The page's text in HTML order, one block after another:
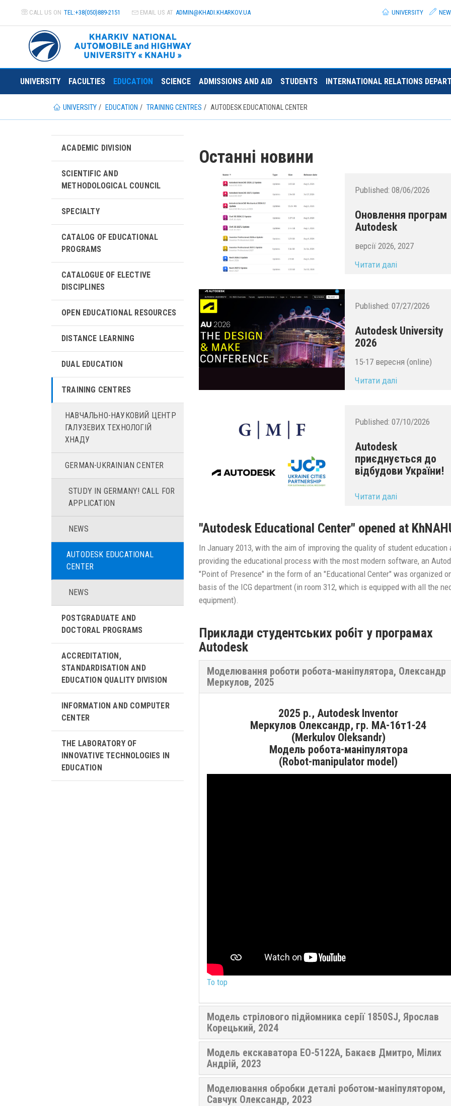
CALL US ON TEL:+38(050)889-2151 EMAIL US AT ADMIN@KHADI.KHARKOV.UA UNIVERSITY
UNIVERSITY FACULTIES EDUCATION SCIENCE ADMISSIONS AND AID STUDENTS INTERNATIONAL RELATIONS
UNIVERSITY EDUCATION TRAINING CENTRES AUTODESK EDUCATIONAL CENTER
Останні новини
Published: 08/06/2026
Оновлення програм
Autodesk
версії 2026, 2027
Читати далі
Published: 07/27/2026
Autodesk University
2026
15-17 вересня (online)
Читати далі
Published: 07/10/2026
Autodesk
приєднується до
відбудови України!
Читати далі
"Autodesk Educational Center" opened at
In January 2013, with the aim of improving the quality of student education
providing the educational process with the most modern software, an
"Point of Presence" in the form of an "Educational Center" was organized
basis of the ICG department (in room 312, which is equipped with all the
equipment).
Приклади студентських робіт у програмах
Autodesk
Моделювання роботи робота-маніпулятора, Олександр
Меркулов, 2025
2025 р., Autodesk Inventor
Меркулов Олександр, гр. МА-16т1-24
(Merkulov Oleksandr)
Модель робота-маніпулятора
(Robot-manipulator model)
To top
Модель стрілового підйомника серії 1850SJ, Ярослав
Корецький, 2024
Модель екскаватора ЕО-5122А, Бакаєв Дмитро, Мілих
Андрій, 2023
Моделювання обробки деталі роботом-маніпулятором,
Савчук Олександр, 2023
ACADEMIC DIVISION
SCIENTIFIC AND
METHODOLOGICAL COUNCIL
SPECIALTY
CATALOG OF EDUCATIONAL
PROGRAMS
CATALOGUE OF ELECTIVE
DISCIPLINES
OPEN EDUCATIONAL RESOURCES
DISTANCE LEARNING
DUAL EDUCATION
TRAINING CENTRES
НАВЧАЛЬНО-НАУКОВИЙ ЦЕНТР
ГАЛУЗЕВИХ ТЕХНОЛОГІЙ
ХНАДУ
GERMAN-UKRAINIAN CENTER
STUDY IN GERMANY! CALL FOR
APPLICATION
NEWS
AUTODESK EDUCATIONAL
CENTER
NEWS
POSTGRADUATE AND
DOCTORAL PROGRAMS
ACCREDITATION,
STANDARDISATION AND
EDUCATION QUALITY DIVISION
INFORMATION AND COMPUTER
CENTER
THE LABORATORY OF
INNOVATIVE TECHNOLOGIES IN
EDUCATION